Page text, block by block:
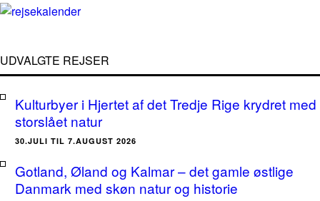
UDVALGTE REJSER
Kulturbyer i Hjertet af det Tredje Rige krydret med
storslået natur
30.JULI TIL 7.AUGUST 2026
Gotland, Øland og Kalmar – det gamle østlige
Danmark med skøn natur og historie